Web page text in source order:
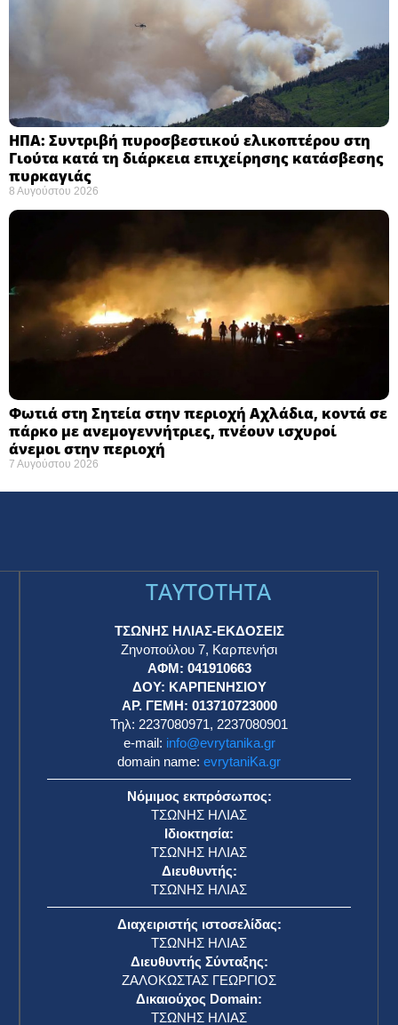
ΗΠΑ: Συντριβή πυροσβεστικού ελικοπτέρου στη
Γιούτα κατά τη διάρκεια επιχείρησης κατάσβεσης
πυρκαγιάς ​
8 Αυγούστου 2026
Φωτιά στη Σητεία στην περιοχή Αχλάδια, κοντά σε
πάρκο με ανεμογεννήτριες, πνέουν ισχυροί
άνεμοι στην περιοχή
7 Αυγούστου 2026
TAYTOTHTA
ΤΣΩΝΗΣ ΗΛΙΑΣ-ΕΚΔΟΣΕΙΣ
Ζηνοπούλου 7, Καρπενήσι
ΑΦΜ: 041910663
ΔΟΥ: ΚΑΡΠΕΝΗΣΙΟΥ
ΑΡ. ΓΕΜΗ: 013710723000
Τηλ: 2237080971, 2237080901
e-mail: info@evrytanika.gr
domain name: evrytaniKa.gr
Νόμιμος εκπρόσωπος:
ΤΣΩΝΗΣ ΗΛΙΑΣ
Ιδιοκτησία:
ΤΣΩΝΗΣ ΗΛΙΑΣ
Διευθυντής:
ΤΣΩΝΗΣ ΗΛΙΑΣ
Διαχειριστής ιστοσελίδας:
ΤΣΩΝΗΣ ΗΛΙΑΣ
Διευθυντής Σύνταξης:
ΖΑΛΟΚΩΣΤΑΣ ΓΕΩΡΓΙΟΣ
Δικαιούχος Domain:
ΤΣΩΝΗΣ ΗΛΙΑΣ